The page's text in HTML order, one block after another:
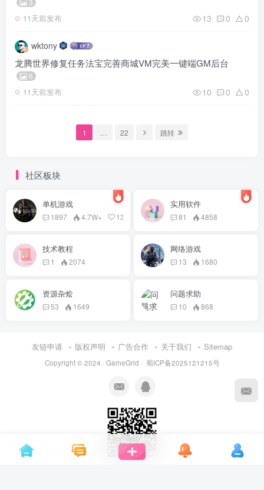
3
11天前发布 13 0 0
wktony
龙腾世界修复任务法宝完善商城VM完美一键端GM后台
6
11天前发布 10 0 0
1 22 跳转
社区板块
单机游戏
1897 4.7W+ 13
实用软件
81 4858
技术教程
1 2074
网络游戏
13 1680
资源杂烩
53 1649
问题求助
10 868
友链申请 版权声明 广告合作 关于我们 Sitemap
Copyright © 2024 · GameGrid · 蜀ICP备2025121215号